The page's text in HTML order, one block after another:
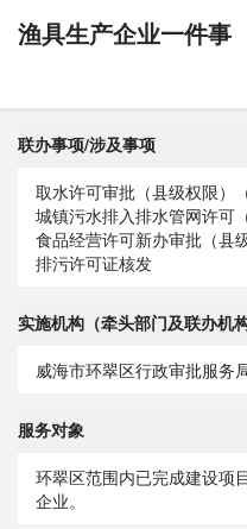
渔具生产企业一件事
联办事项/涉及事项
取水许可审批（县级权限）
城镇污水排入排水管网许可
食品经营许可新办审批（县
排污许可证核发
实施机构（牵头部门及联办机构
威海市环翠区行政审批服务
服务对象
环翠区范围内已完成建设项
企业。